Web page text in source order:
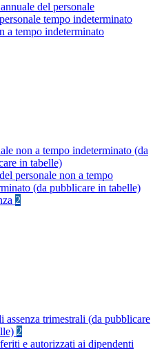
del personale
tempo indeterminato
a tempo indeterminato
non a tempo indeterminato (da
in tabelle)
personale non a tempo
(da pubblicare in tabelle)
2
assenza trimestrali (da pubblicare
2
e autorizzati ai dipendenti